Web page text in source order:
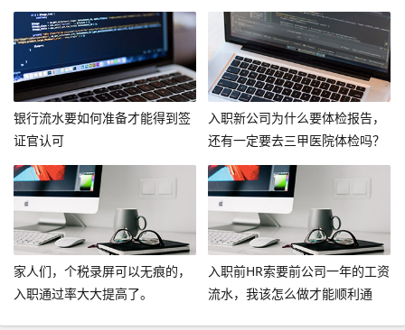
呢？
银行流水要如何准备才能得到签
证官认可
入职新公司为什么要体检报告，
还有一定要去三甲医院体检吗？
家人们，个税录屏可以无痕的，
入职通过率大大提高了。
入职前HR索要前公司一年的工资
流水，我该怎么做才能顺利通